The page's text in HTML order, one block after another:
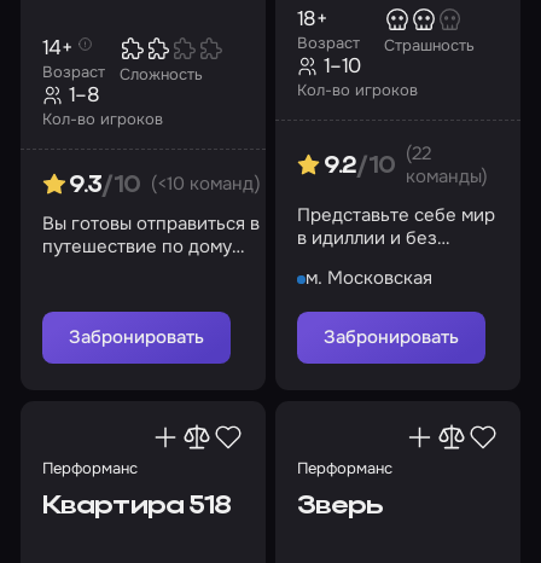
Возраст
14+
Сложность
Кол-во игроков
1–8
9.3/10 (<10 команд)
Вы готовы отправиться в
путешествие по дому
Забронировать
Возраст
18+
Страшность
Кол-во игроков
1–10
9.2/10
(22
команды)
Представьте себе мир
в идиллии и без
недоверия, но что за
этим стоит?
м. Московская
Забронировать
Перформанс
Квартира 518
Перформанс
Зверь